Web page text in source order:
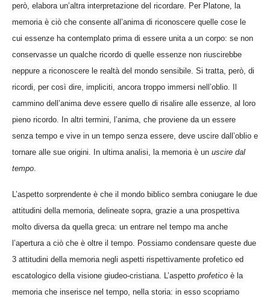
però, elabora un’altra interpretazione del ricordare. Per Platone, la
memoria è ciò che consente all’anima di riconoscere quelle cose le
cui essenze ha contemplato prima di essere unita a un corpo: se non
conservasse un qualche ricordo di quelle essenze non riuscirebbe
neppure a riconoscere le realtà del mondo sensibile. Si tratta, però, di
ricordi, per così dire, impliciti, ancora troppo immersi nell’oblio. Il
cammino dell’anima deve essere quello di risalire alle essenze, al loro
pieno ricordo. In altri termini, l’anima, che proviene da un essere
senza tempo e vive in un tempo senza essere, deve uscire dall’oblio e
tornare alle sue origini. In ultima analisi, la memoria è un uscire dal
tempo
L’aspetto sorprendente è che il mondo biblico sembra coniugare le due
attitudini della memoria, delineate sopra, grazie a una prospettiva
molto diversa da quella greca: un entrare nel tempo ma anche
l’apertura a ciò che è oltre il tempo. Possiamo condensare queste due
3 attitudini della memoria negli aspetti rispettivamente profetico ed
escatologico della visione giudeo-cristiana. L’aspetto profetico è la
memoria che inserisce nel tempo, nella storia: in esso scopriamo